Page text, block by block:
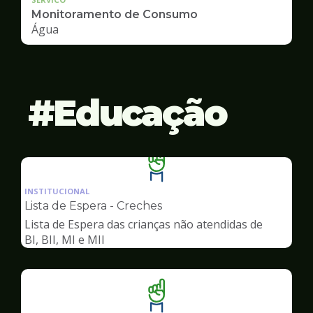
Monitoramento de Consumo
Água
Educação
Ilustração
da
pagina
Educação
INSTITUCIONAL
Lista de Espera - Creches
Lista de Espera das crianças não atendidas de
BI, BII, MI e MII
Ilustração